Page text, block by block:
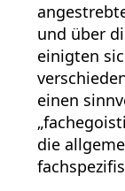
und über
einigten
einen
die